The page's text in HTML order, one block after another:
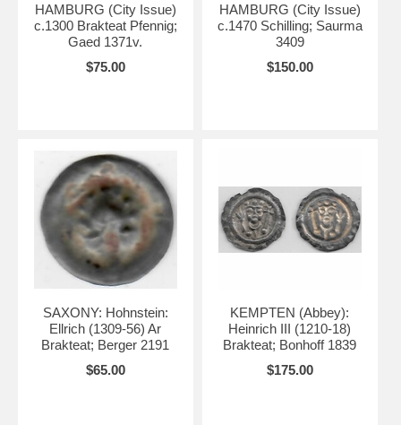
HAMBURG (City Issue)
c.1300 Brakteat Pfennig;
Gaed 1371v.
$75.00
HAMBURG (City Issue)
c.1470 Schilling; Saurma
3409
$150.00
SAXONY: Hohnstein:
Ellrich (1309-56) Ar
Brakteat; Berger 2191
$65.00
KEMPTEN (Abbey):
Heinrich III (1210-18)
Brakteat; Bonhoff 1839
$175.00